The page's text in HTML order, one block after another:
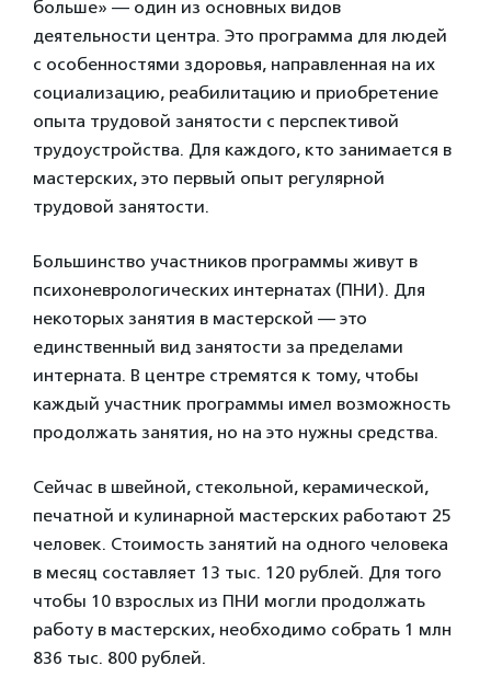
больше» — один из основных видов
деятельности центра. Это программа для людей
с особенностями здоровья, направленная на их
социализацию, реабилитацию и приобретение
опыта трудовой занятости с перспективой
трудоустройства. Для каждого, кто занимается в
мастерских, это первый опыт регулярной
трудовой занятости.
Большинство участников программы живут в
психоневрологических интернатах (ПНИ). Для
некоторых занятия в мастерской — это
единственный вид занятости за пределами
интерната. В центре стремятся к тому, чтобы
каждый участник программы имел возможность
продолжать занятия, но на это нужны средства.
Сейчас в швейной, стекольной, керамической,
печатной и кулинарной мастерских работают 25
человек. Стоимость занятий на одного человека
в месяц составляет 13 тыс. 120 рублей. Для того
чтобы 10 взрослых из ПНИ могли продолжать
работу в мастерских, необходимо собрать 1 млн
836 тыс. 800 рублей.